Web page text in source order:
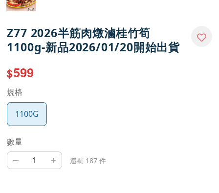
Z77 2026半筋肉燉滷桂竹筍
1100g-新品2026/01/20開始出貨
$599
規格
1100G
數量
– + 還剩 187 件